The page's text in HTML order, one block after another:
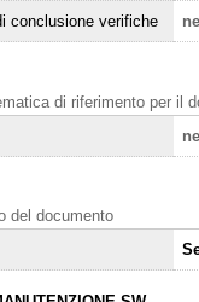
conclusione verifiche
di riferimento per il
del documento